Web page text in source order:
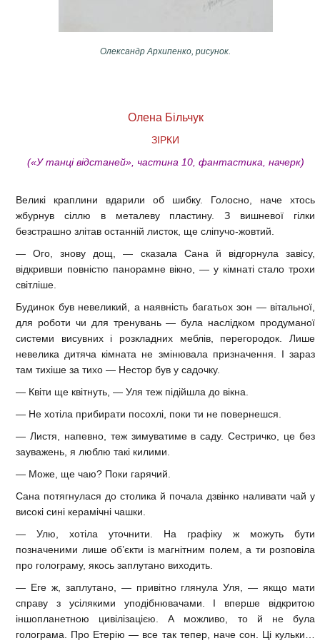
Олександр Архипенко, рисунок.
Олена Більчук
ЗІРКИ
(«У танці відстаней», частина 10, фантастика, начерк)
Великі краплини вдарили об шибку. Голосно, наче хтось
жбурнув сіллю в металеву пластину. З вишневої гілки
безстрашно злітав останній листок, ще сліпучо-жовтий.
— Ого, знову дощ, — сказала Сана й відгорнула завісу,
відкривши повністю панорамне вікно, — у кімнаті стало трохи
світліше.
Будинок був невеликий, а наявність багатьох зон — вітальної,
для роботи чи для тренувань — була наслідком продуманої
системи висувних і розкладних меблів, перегородок. Лише
невелика дитяча кімната не змінювала призначення. І зараз
там тихіше за тихо — Нестор був у садочку.
— Квіти ще квітнуть, — Уля теж підійшла до вікна.
— Не хотіла прибирати посохлі, поки ти не повернешся.
— Листя, напевно, теж зимуватиме в саду. Сестричко, це без
зауважень, я люблю такі килими.
— Може, ще чаю? Поки гарячий.
Сана потягнулася до столика й почала дзвінко наливати чай у
високі сині керамічні чашки.
— Улю, хотіла уточнити. На графіку ж можуть бути
позначеними лише об’єкти із магнітним полем, а ти розповіла
про голограму, якось заплутано виходить.
— Еге ж, заплутано, — привітно глянула Уля, — якщо мати
справу з усілякими уподібнювачами. І вперше відкритою
іншопланетною цивілізацією. А можливо, то й не була
голограма. Про Етерію — все так тепер, наче сон. Ці кульки…